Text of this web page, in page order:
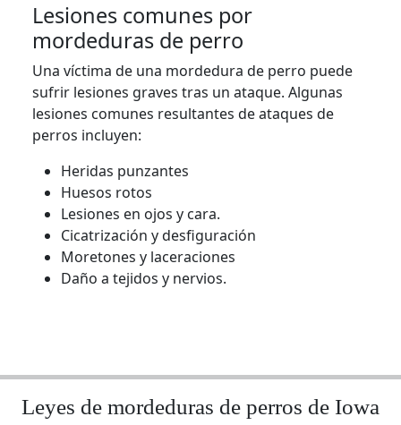
Lesiones comunes por
mordeduras de perro
Una víctima de una mordedura de perro puede
sufrir lesiones graves tras un ataque. Algunas
lesiones comunes resultantes de ataques de
perros incluyen:
Heridas punzantes
Huesos rotos
Lesiones en ojos y cara.
Cicatrización y desfiguración
Moretones y laceraciones
Daño a tejidos y nervios.
Leyes de mordeduras de perros de Iowa